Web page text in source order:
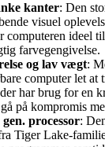
kanter: Den
visuel
computeren ideel
farvegengivelse.
og lav vægt:
computer let at
har brug for en
på kompromis
processor:
Tiger Lake-